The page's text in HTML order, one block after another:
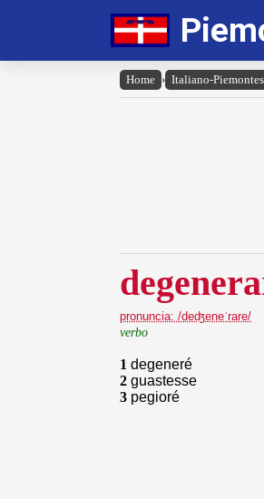
Home › Italiano-
pronuncia: /deʤeneˈrare/
verbo
1 degeneré
2 guastesse
3 pegioré